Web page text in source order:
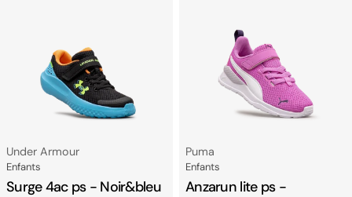
Fournisseur:
Under Armour
Catégorie
Enfants
Surge 4ac ps - Noir&bleu
Fournisseur:
Puma
Catégorie
Enfants
Anzarun lite ps -